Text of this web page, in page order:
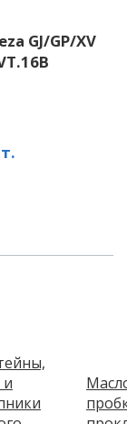
GJ/GP/XV
и